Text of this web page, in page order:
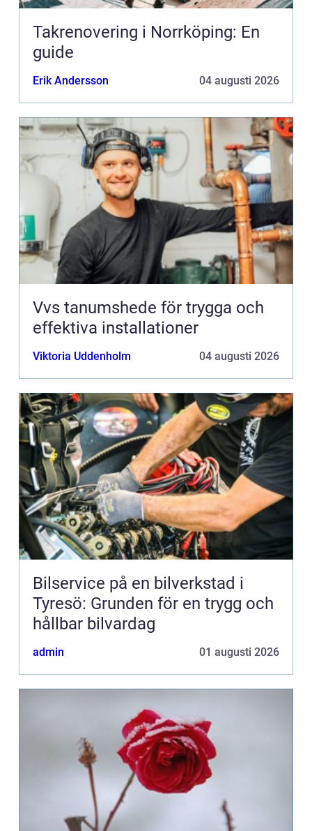
Takrenovering i Norrköping: En
guide
Erik Andersson 04 augusti 2026
Vvs tanumshede för trygga och
effektiva installationer
Viktoria Uddenholm 04 augusti 2026
Bilservice på en bilverkstad i
Tyresö: Grunden för en trygg och
hållbar bilvardag
admin 01 augusti 2026